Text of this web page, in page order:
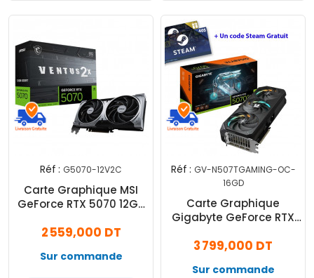
Réf : G5070-12V2C
Carte Graphique MSI
GeForce RTX 5070 12Go
2 559,000 DT
Sur commande
Réf : GV-N507TGAMING-OC-
16GD
Carte Graphique
Gigabyte GeForce RTX
GDDR7
3 799,000 DT
Sur commande